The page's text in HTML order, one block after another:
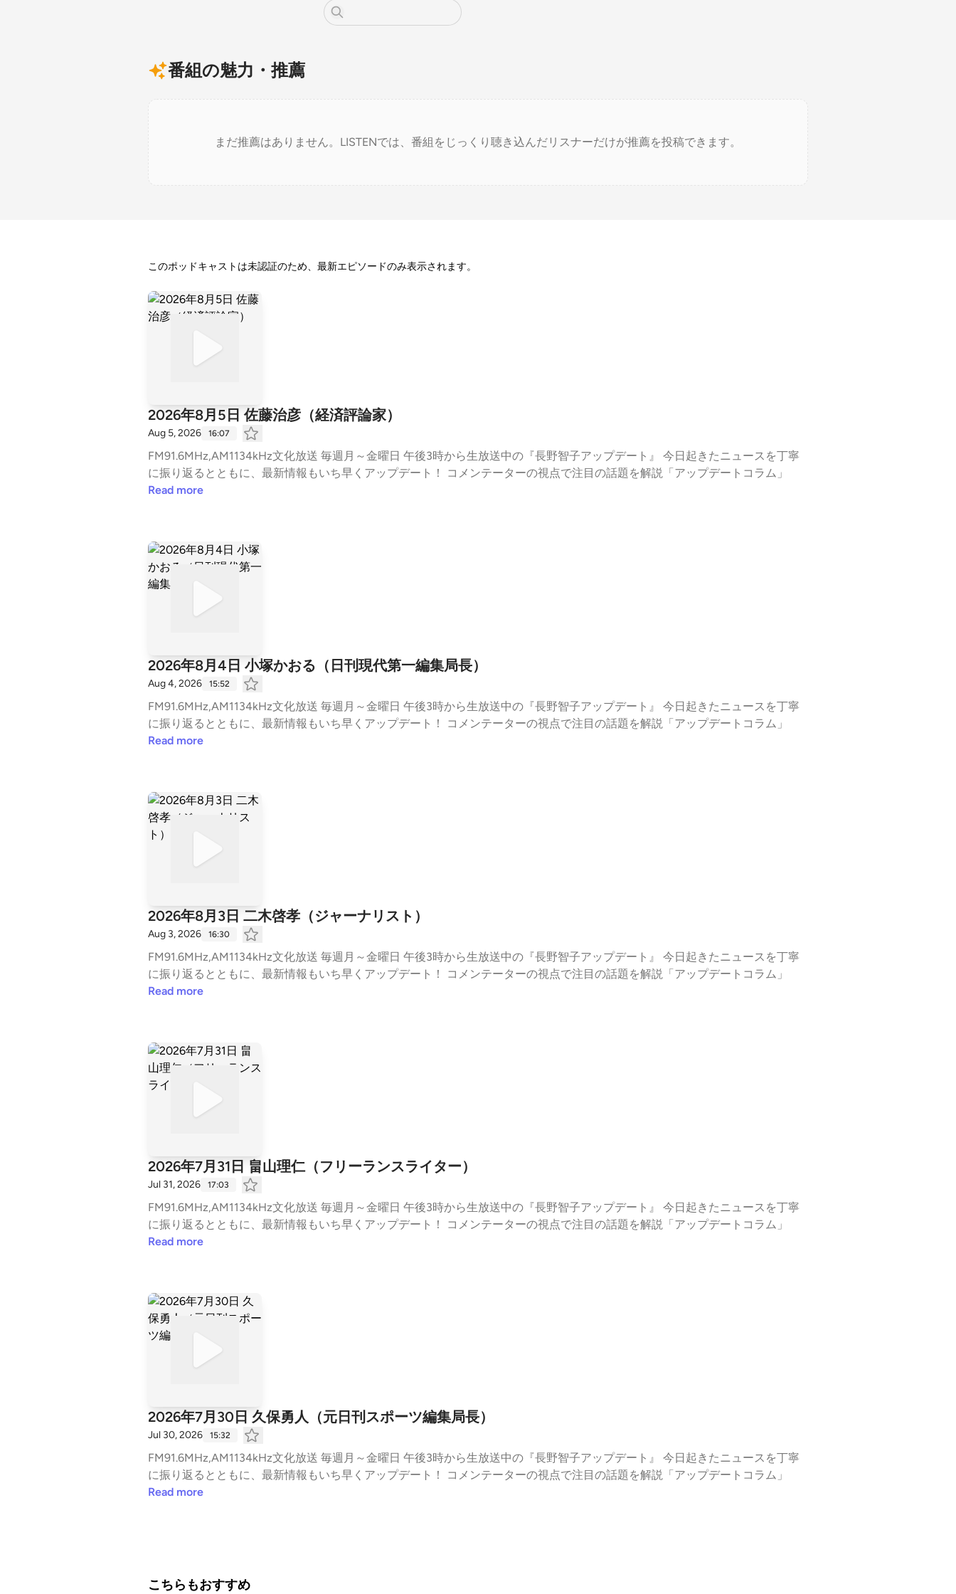
番組の魅力・推薦
まだ推薦はありません。LISTENでは、番組をじっくり聴き込んだリスナーだけが推薦を投稿できます。
このポッドキャストは未認証のため、最新エピソードのみ表示されます。
2026年8月5日 佐藤治彦（経済評論家）
Aug 5, 2026 16:07
FM91.6MHz,AM1134kHz文化放送 毎週月～金曜日 午後3時から生放送中の『長野智子アップデート』 今日起きたニュースを丁寧
に振り返るとともに、最新情報もいち早くアップデート！ コメンテーターの視点で注目の話題を解説「アップデートコラム」
Read more
2026年8月4日 小塚かおる（日刊現代第一編集局長）
Aug 4, 2026 15:52
FM91.6MHz,AM1134kHz文化放送 毎週月～金曜日 午後3時から生放送中の『長野智子アップデート』 今日起きたニュースを丁寧
に振り返るとともに、最新情報もいち早くアップデート！ コメンテーターの視点で注目の話題を解説「アップデートコラム」
Read more
2026年8月3日 二木啓孝（ジャーナリスト）
Aug 3, 2026 16:30
FM91.6MHz,AM1134kHz文化放送 毎週月～金曜日 午後3時から生放送中の『長野智子アップデート』 今日起きたニュースを丁寧
に振り返るとともに、最新情報もいち早くアップデート！ コメンテーターの視点で注目の話題を解説「アップデートコラム」
Read more
2026年7月31日 畠山理仁（フリーランスライター）
Jul 31, 2026 17:03
FM91.6MHz,AM1134kHz文化放送 毎週月～金曜日 午後3時から生放送中の『長野智子アップデート』 今日起きたニュースを丁寧
に振り返るとともに、最新情報もいち早くアップデート！ コメンテーターの視点で注目の話題を解説「アップデートコラム」
Read more
2026年7月30日 久保勇人（元日刊スポーツ編集局長）
Jul 30, 2026 15:32
FM91.6MHz,AM1134kHz文化放送 毎週月～金曜日 午後3時から生放送中の『長野智子アップデート』 今日起きたニュースを丁寧
に振り返るとともに、最新情報もいち早くアップデート！ コメンテーターの視点で注目の話題を解説「アップデートコラム」
Read more
こちらもおすすめ